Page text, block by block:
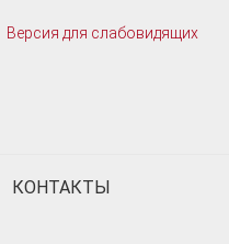
Версия для слабовидящих
КОНТАКТЫ